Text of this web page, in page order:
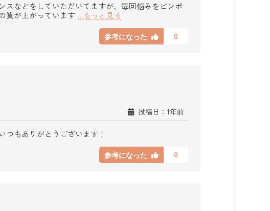
などをしていただいてますが、毎回悩みをピンポ
質が上がっています ...もっと見る
参考になった 0
投稿日：1年前
もありがとうございます！
参考になった 0